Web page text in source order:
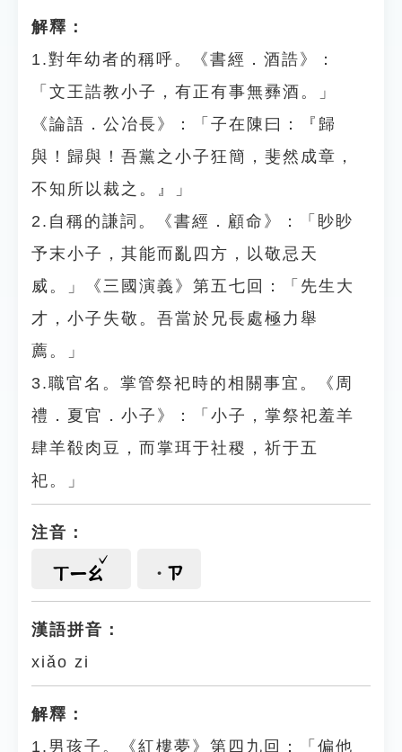
解釋：
1.對年幼者的稱呼。《書經．酒誥》：
「文王誥教小子，有正有事無彞酒。」
《論語．公冶長》：「子在陳曰：『歸
與！歸與！吾黨之小子狂簡，斐然成章，
不知所以裁之。』」
2.自稱的謙詞。《書經．顧命》：「眇眇
予末小子，其能而亂四方，以敬忌天
威。」《三國演義》第五七回：「先生大
才，小子失敬。吾當於兄長處極力舉
薦。」
3.職官名。掌管祭祀時的相關事宜。《周
禮．夏官．小子》：「小子，掌祭祀羞羊
肆羊殽肉豆，而掌珥于社稷，祈于五
祀。」
注音：
ㄒㄧㄠ ㄗ
漢語拼音：
xiǎo zi
解釋：
1.男孩子。《紅樓夢》第四九回：「偏他